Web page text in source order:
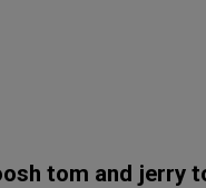
tom and jerry